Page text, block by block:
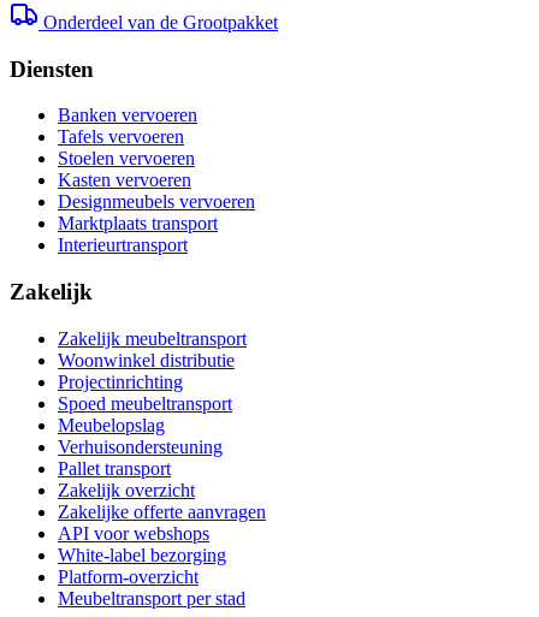
Onderdeel van de Grootpakket
Diensten
Banken vervoeren
Tafels vervoeren
Stoelen vervoeren
Kasten vervoeren
Designmeubels vervoeren
Marktplaats transport
Interieurtransport
Zakelijk
Zakelijk meubeltransport
Woonwinkel distributie
Projectinrichting
Spoed meubeltransport
Meubelopslag
Verhuisondersteuning
Pallet transport
Zakelijk overzicht
Zakelijke offerte aanvragen
API voor webshops
White-label bezorging
Platform-overzicht
Meubeltransport per stad